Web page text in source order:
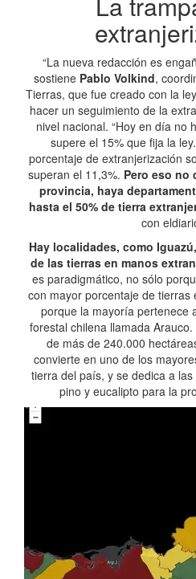
“La nueva redacción es
sostiene Pablo Volkind,
Tierras, que fue creado con la
hacer un seguimiento de la
nivel nacional. “Hoy en día no
supere el 15% que fija la
porcentaje de extranjerización
superan el 11,3%. Pero eso no
provincia, haya
hasta el 50% de tierra
con
Hay localidades, como
de las tierras en manos
es paradigmático, no sólo
con mayor porcentaje de tierras
porque la mayoría pertenece
forestal chilena llamada
de más de 240.000
convierte en uno de los
tierra del país, y se dedica a
pino y eucalipto para la